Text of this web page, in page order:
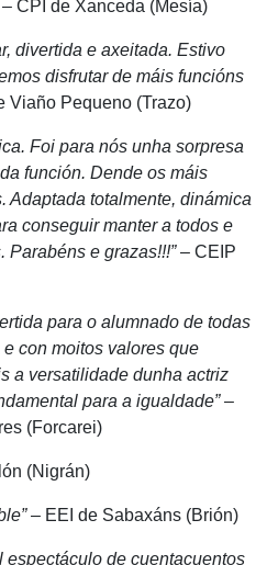
– CPI de Xanceda (Mesía)
divertida e axeitada. Estivo
disfrutar de máis funcións
Viaño Pequeno (Trazo)
Foi para nós unha sorpresa
función. Dende os máis
Adaptada totalmente, dinámica
conseguir manter a todos e
Parabéns e grazas!!!”– CEIP
para o alumnado de todas
con moitos valores que
a versatilidade dunha actriz
para a igualdade”–
(Forcarei)
(Nigrán)
– EEI de Sabaxáns (Brión)
espectáculo de cuentacuentos